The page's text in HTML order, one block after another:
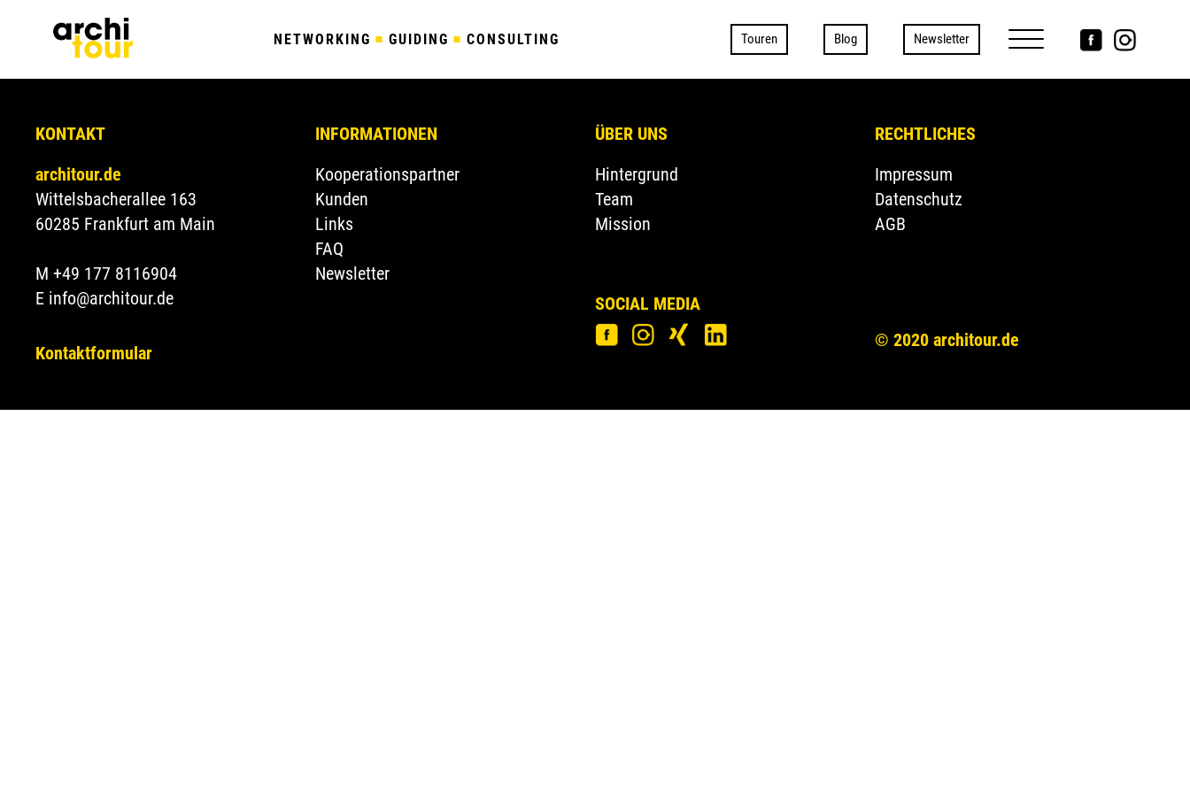
NETWORKING GUIDING CONSULTING Touren Blog Newsletter
KONTAKT
architour.de
Wittelsbacherallee 163
60285 Frankfurt am Main
M +49 177 8116904
E info@architour.de
INFORMATIONEN
Kooperationspartner
Kunden
Links
FAQ
Newsletter
ÜBER UNS
Hintergrund
Team
Mission
RECHTLICHES
Impressum
Datenschutz
AGB
Kontaktformular
SOCIAL MEDIA
© 2020 architour.de